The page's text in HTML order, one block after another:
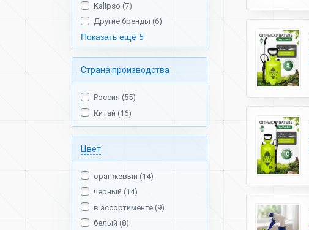
Kalipso (7)
Другие бренды (6)
Показать ещё 5
Страна производства
Россия (55)
Китай (16)
Цвет
оранжевый (14)
черный (14)
в ассортименте (9)
белый (8)